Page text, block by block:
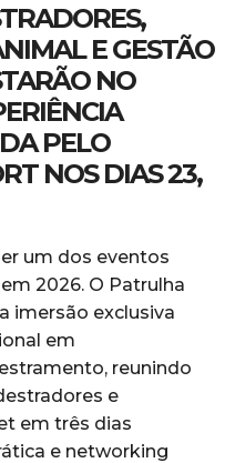
E GESTÃO
NO
PELO
NOS DIAS 23,
um dos eventos
2026. O Patrulha
imersão exclusiva
em
reunindo
e
em três dias
e networking